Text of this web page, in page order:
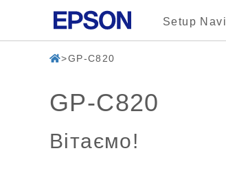
Setup Navi
GP-C820
GP-C820
Вітаємо!